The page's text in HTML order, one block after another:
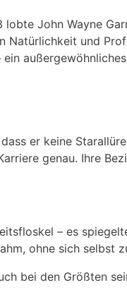
lobte John Wayne
Natürlichkeit und
er keine
genau. Ihre
– es
ohne sich selbst
bei den Größten